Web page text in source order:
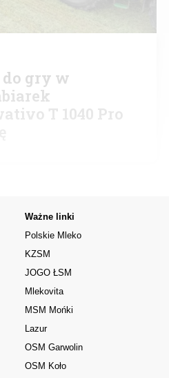
gry w
T 1040 Pro
Ważne linki
Polskie Mleko
KZSM
JOGO ŁSM
Mlekovita
MSM Mońki
Lazur
OSM Garwolin
OSM Koło